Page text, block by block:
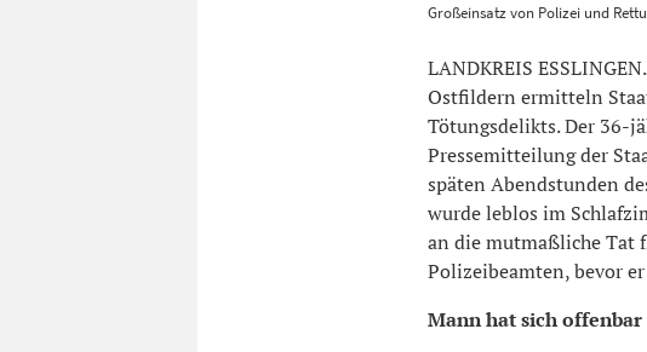
Hald 1200 800
Großeinsatz von Polizei und
LANDKREIS
Ostfildern ermitteln
Tötungsdelikts. Der 36-
Pressemitteilung der
späten Abendstunden
wurde leblos im
an die mutmaßliche Tat
Polizeibeamten, bevor
Mann hat sich